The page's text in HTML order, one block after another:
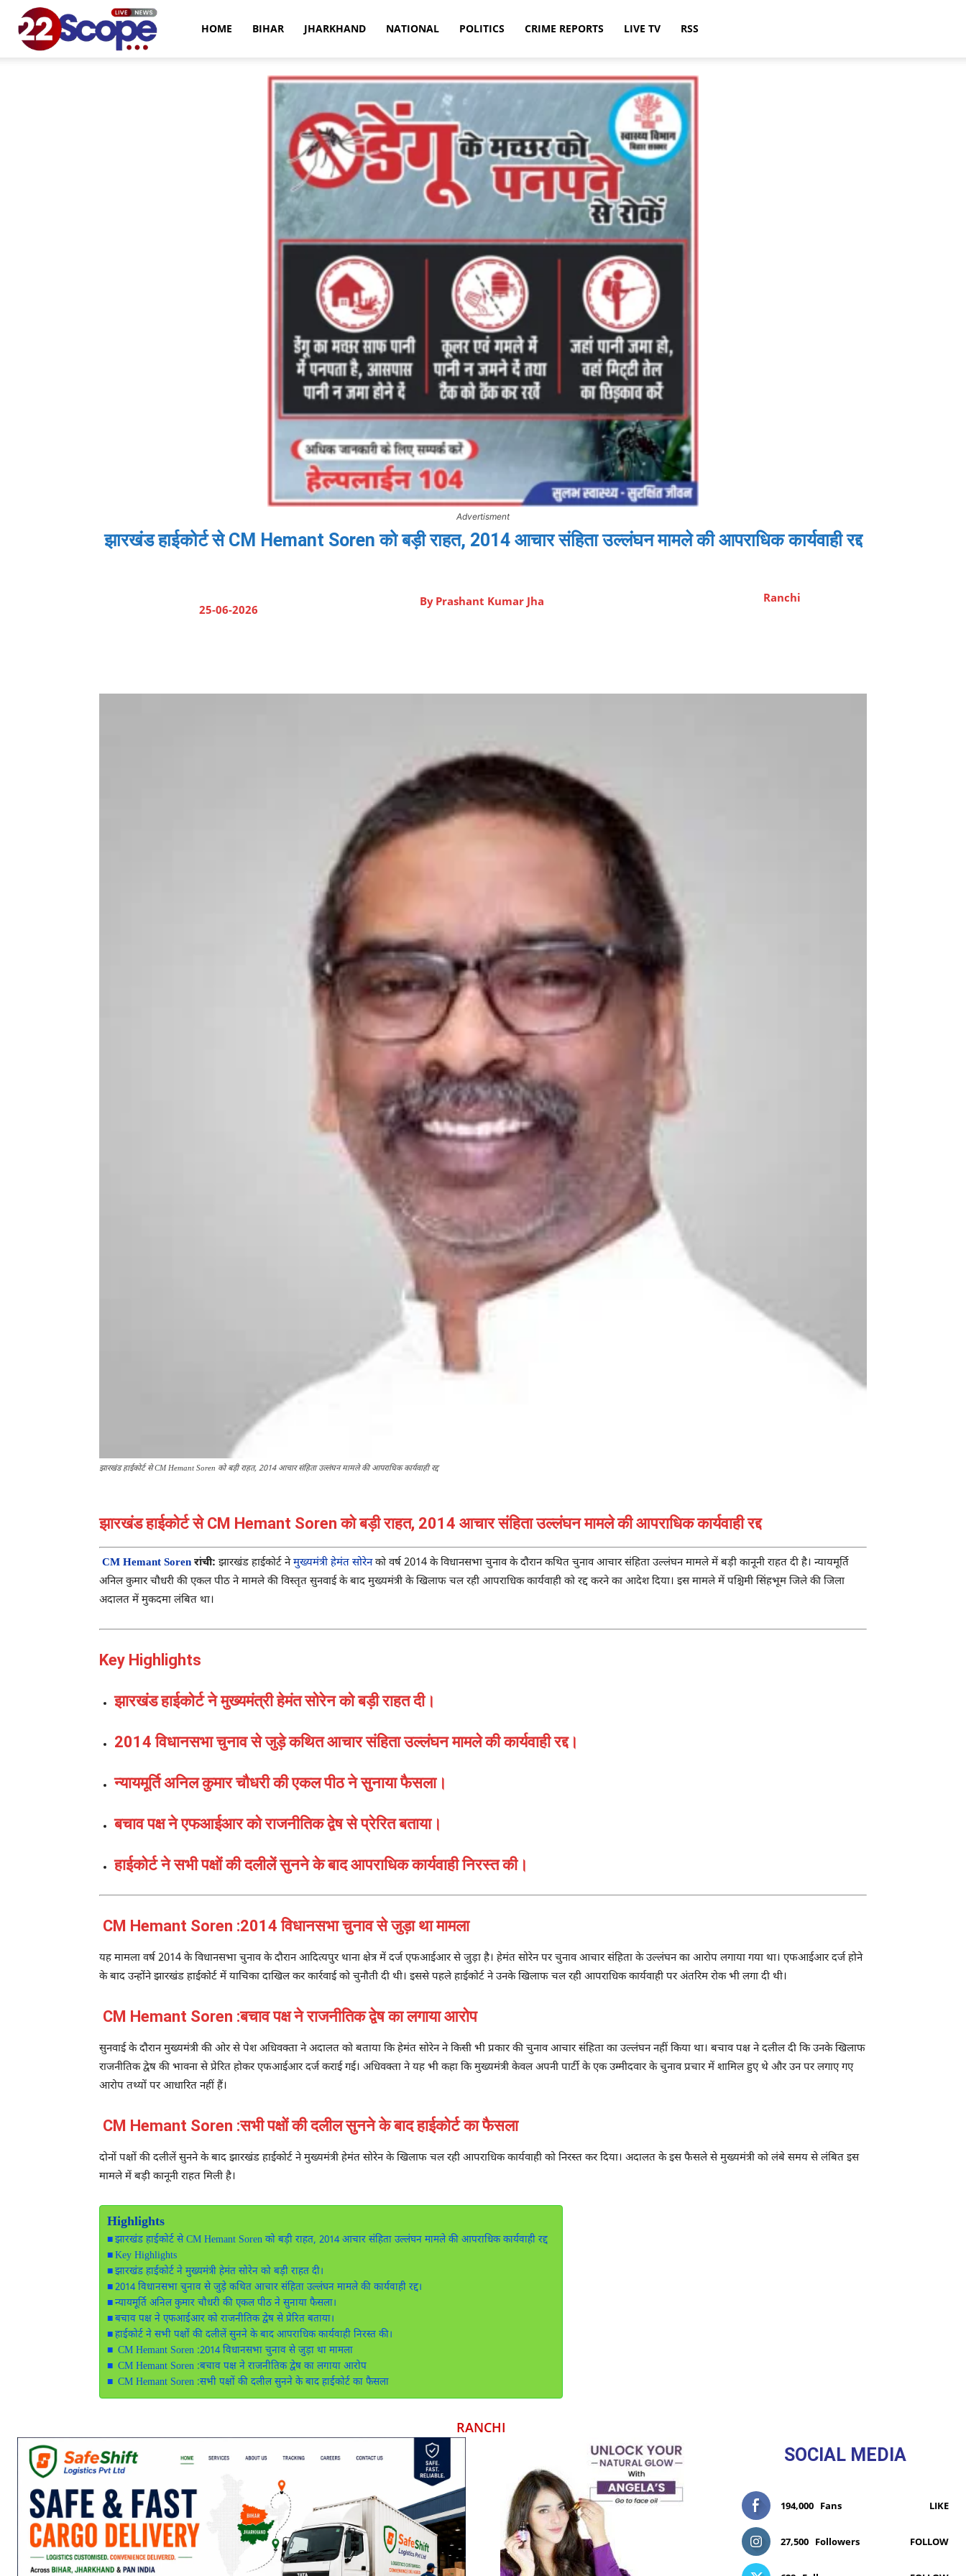
HOME BIHAR JHARKHAND NATIONAL POLITICS CRIME REPORTS LIVE TV RSS
Advertisment
झारखंड हाईकोर्ट से CM Hemant Soren को बड़ी राहत, 2014 आचार संहिता उल्लंघन मामले की आपराधिक कार्यवाही रद्द
25-06-2026
By Prashant Kumar Jha Ranchi
झारखंड हाईकोर्ट से CM Hemant Soren को बड़ी राहत, 2014 आचार संहिता उल्लंघन मामले की आपराधिक कार्यवाही रद्द
झारखंड हाईकोर्ट से CM Hemant Soren को बड़ी राहत, 2014 आचार संहिता उल्लंघन मामले की आपराधिक कार्यवाही रद्द
CM Hemant Soren रांची: झारखंड हाईकोर्ट नेमुख्यमंत्री हेमंत सोरेनको वर्ष 2014 के विधानसभा चुनाव के दौरान कथित चुनाव आचार संहिता उल्लंघन मामले में बड़ी कानूनी राहत दी है। न्यायमूर्ति
अनिल कुमार चौधरी की एकल पीठ ने मामले की विस्तृत सुनवाई के बाद मुख्यमंत्री के खिलाफ चल रही आपराधिक कार्यवाही को रद्द करने का आदेश दिया। इस मामले में पश्चिमी सिंहभूम जिले की जिला
अदालत में मुकदमा लंबित था।
Key Highlights
झारखंड हाईकोर्ट ने मुख्यमंत्री हेमंत सोरेन को बड़ी राहत दी।
2014 विधानसभा चुनाव से जुड़े कथित आचार संहिता उल्लंघन मामले की कार्यवाही रद्द।
न्यायमूर्ति अनिल कुमार चौधरी की एकल पीठ ने सुनाया फैसला।
बचाव पक्ष ने एफआईआर को राजनीतिक द्वेष से प्रेरित बताया।
हाईकोर्ट ने सभी पक्षों की दलीलें सुनने के बाद आपराधिक कार्यवाही निरस्त की।
CM Hemant Soren :2014 विधानसभा चुनाव से जुड़ा था मामला
यह मामला वर्ष 2014 के विधानसभा चुनाव के दौरान आदित्यपुर थाना क्षेत्र में दर्ज एफआईआर से जुड़ा है। हेमंत सोरेन पर चुनाव आचार संहिता के उल्लंघन का आरोप लगाया गया था। एफआईआर दर्ज होने
के बाद उन्होंने झारखंड हाईकोर्ट में याचिका दाखिल कर कार्रवाई को चुनौती दी थी। इससे पहले हाईकोर्ट ने उनके खिलाफ चल रही आपराधिक कार्यवाही पर अंतरिम रोक भी लगा दी थी।
CM Hemant Soren :बचाव पक्ष ने राजनीतिक द्वेष का लगाया आरोप
सुनवाई के दौरान मुख्यमंत्री की ओर से पेश अधिवक्ता ने अदालत को बताया कि हेमंत सोरेन ने किसी भी प्रकार की चुनाव आचार संहिता का उल्लंघन नहीं किया था। बचाव पक्ष ने दलील दी कि उनके खिलाफ
राजनीतिक द्वेष की भावना से प्रेरित होकर एफआईआर दर्ज कराई गई। अधिवक्ता ने यह भी कहा कि मुख्यमंत्री केवल अपनी पार्टी के एक उम्मीदवार के चुनाव प्रचार में शामिल हुए थे और उन पर लगाए गए
आरोप तथ्यों पर आधारित नहीं हैं।
CM Hemant Soren :सभी पक्षों की दलील सुनने के बाद हाईकोर्ट का फैसला
दोनों पक्षों की दलीलें सुनने के बाद झारखंड हाईकोर्ट ने मुख्यमंत्री हेमंत सोरेन के खिलाफ चल रही आपराधिक कार्यवाही को निरस्त कर दिया। अदालत के इस फैसले से मुख्यमंत्री को लंबे समय से लंबित इस
मामले में बड़ी कानूनी राहत मिली है।
Highlights
झारखंड हाईकोर्ट से CM Hemant Soren को बड़ी राहत, 2014 आचार संहिता उल्लंघन मामले की आपराधिक कार्यवाही रद्द
Key Highlights
झारखंड हाईकोर्ट ने मुख्यमंत्री हेमंत सोरेन को बड़ी राहत दी।
2014 विधानसभा चुनाव से जुड़े कथित आचार संहिता उल्लंघन मामले की कार्यवाही रद्द।
न्यायमूर्ति अनिल कुमार चौधरी की एकल पीठ ने सुनाया फैसला।
बचाव पक्ष ने एफआईआर को राजनीतिक द्वेष से प्रेरित बताया।
हाईकोर्ट ने सभी पक्षों की दलीलें सुनने के बाद आपराधिक कार्यवाही निरस्त की।
CM Hemant Soren :2014 विधानसभा चुनाव से जुड़ा था मामला
CM Hemant Soren :बचाव पक्ष ने राजनीतिक द्वेष का लगाया आरोप
CM Hemant Soren :सभी पक्षों की दलील सुनने के बाद हाईकोर्ट का फैसला
RANCHI
SOCIAL MEDIA
194,000 Fans LIKE
27,500 Followers FOLLOW